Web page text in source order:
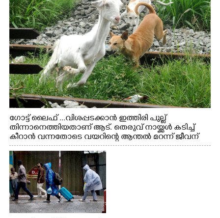
ഗോട്ട് ലൈഫ് ...വിശപ്പടക്കാൻ ഇത്തിരി പുല്ല്
തിന്നാനെത്തിയതാണ് ആട്. തെരുവ് നായ്ക്കൾ കടിച്ച്
കീറാൻ വന്നതോടെ വയറിന്റെ ആന്തൽ മറന്ന് ജീവന്
വേണ്ടിയായി ഓട്ടം. എറണാകുളം വാത്തുരുത്തിയിൽ
നിന്നുള്ള കാഴ്ച